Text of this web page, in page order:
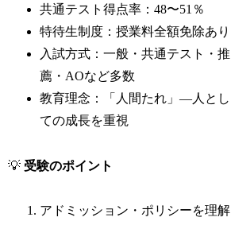
共通テスト得点率：48〜51％
特待生制度：授業料全額免除あり
入試方式：一般・共通テスト・推
薦・AOなど多数
教育理念：「人間たれ」―人とし
ての成長を重視
💡 受験のポイント
アドミッション・ポリシーを理解